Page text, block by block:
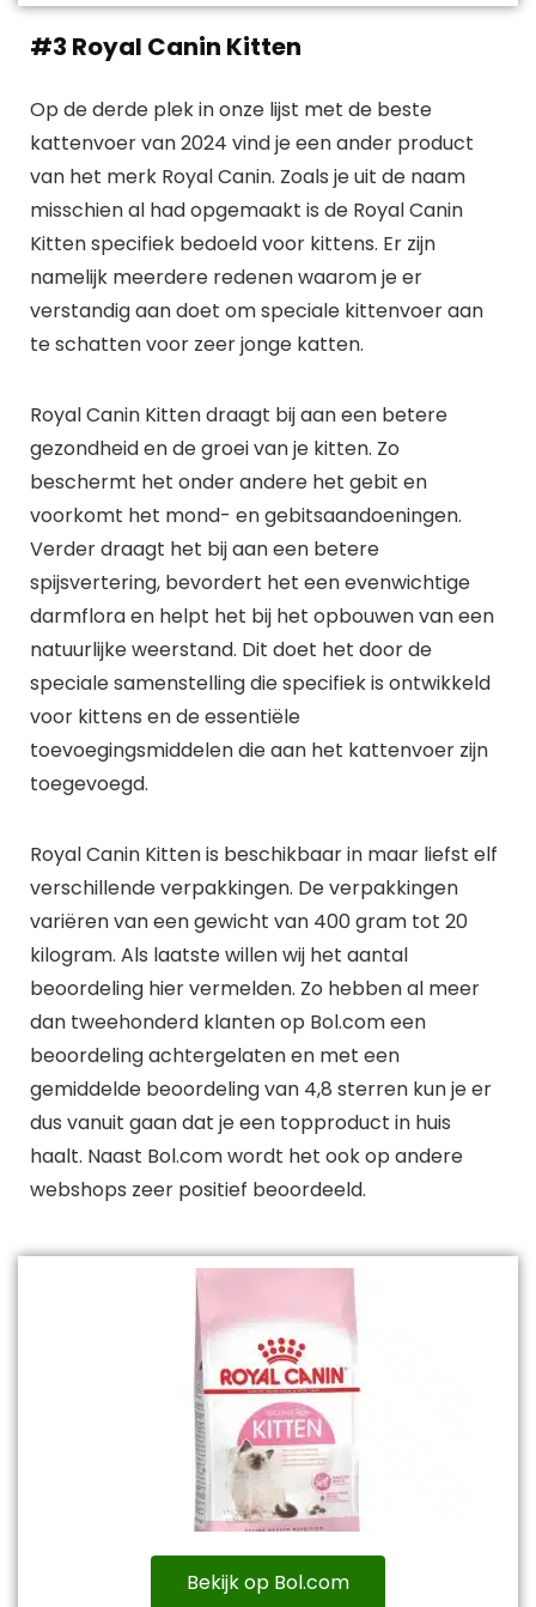
#3 Royal Canin Kitten
Op de derde plek in onze lijst met de beste
kattenvoer van 2024 vind je een ander product
van het merk Royal Canin. Zoals je uit de naam
misschien al had opgemaakt is de Royal Canin
Kitten specifiek bedoeld voor kittens. Er zijn
namelijk meerdere redenen waarom je er
verstandig aan doet om speciale kittenvoer aan
te schatten voor zeer jonge katten.
Royal Canin Kitten draagt bij aan een betere
gezondheid en de groei van je kitten. Zo
beschermt het onder andere het gebit en
voorkomt het mond- en gebitsaandoeningen.
Verder draagt het bij aan een betere
spijsvertering, bevordert het een evenwichtige
darmflora en helpt het bij het opbouwen van een
natuurlijke weerstand. Dit doet het door de
speciale samenstelling die specifiek is ontwikkeld
voor kittens en de essentiële
toevoegingsmiddelen die aan het kattenvoer zijn
toegevoegd.
Royal Canin Kitten is beschikbaar in maar liefst elf
verschillende verpakkingen. De verpakkingen
variëren van een gewicht van 400 gram tot 20
kilogram. Als laatste willen wij het aantal
beoordeling hier vermelden. Zo hebben al meer
dan tweehonderd klanten op Bol.com een
beoordeling achtergelaten en met een
gemiddelde beoordeling van 4,8 sterren kun je er
dus vanuit gaan dat je een topproduct in huis
haalt. Naast Bol.com wordt het ook op andere
webshops zeer positief beoordeeld.
Bekijk op Bol.com